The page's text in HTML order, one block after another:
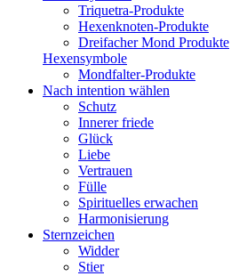
Triquetra-Produkte
Hexenknoten-Produkte
Dreifacher Mond Produkte
Hexensymbole
Mondfalter-Produkte
Nach intention wählen
Schutz
Innerer friede
Glück
Liebe
Vertrauen
Fülle
Spirituelles erwachen
Harmonisierung
Sternzeichen
Widder
Stier